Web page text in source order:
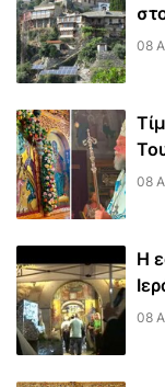
08
08
Η
08